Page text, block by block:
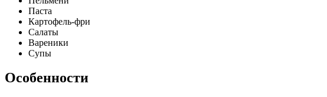
​Паста
​Картофель-фри
​Салаты
​Вареники
​Супы
Особенности